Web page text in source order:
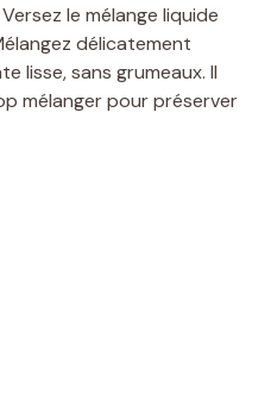
Versez le mélange liquide
délicatement
lisse, sans grumeaux. Il
mélanger pour préserver